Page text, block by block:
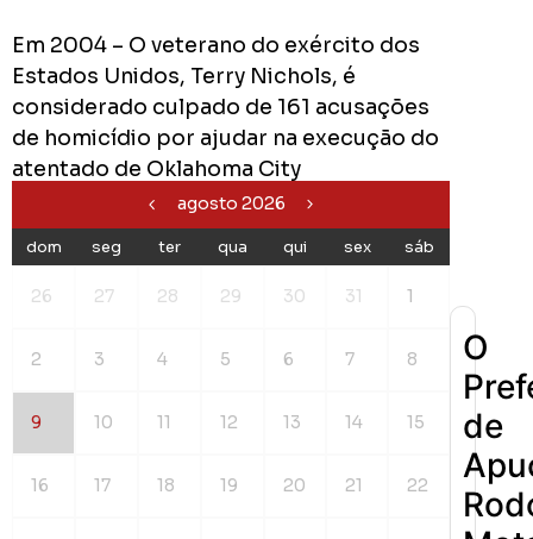
Em 2004 – O veterano do exército dos
Estados Unidos, Terry Nichols, é
considerado culpado de 161 acusações
de homicídio por ajudar na execução do
atentado de Oklahoma City
agosto 2026
dom seg ter qua qui sex sáb
26 27 28 29 30 31 1
2 3 4 5 6 7 8
9 10 11 12 13 14 15
16 17 18 19 20 21 22
Cumpriu:
Em
Parada:
O
de